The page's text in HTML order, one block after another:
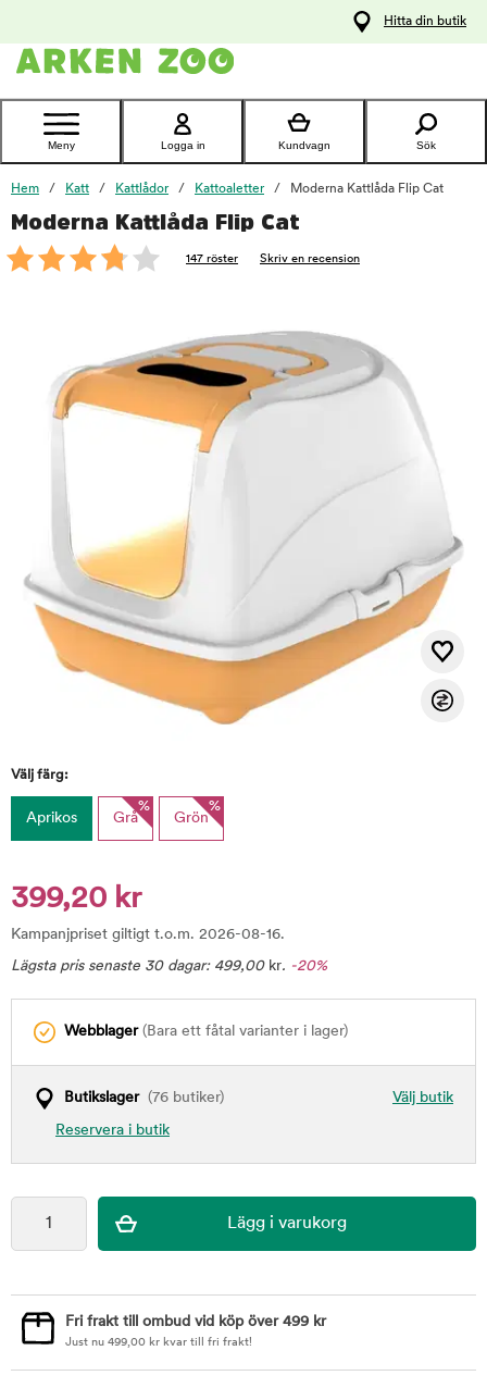
Kontakta
Hitta din butik
Meny Logga in Kundvagn Sök
Hem Katt Kattlådor Kattoaletter Moderna Kattlåda Flip Cat
Moderna Kattlåda Flip Cat
147 röster Skriv en recension
Välj färg:
Aprikos Grå
%
Grön
%
399,20 kr
Kampanjpriset giltigt t.o.m. 2026-08-16.
Lägsta pris senaste 30 dagar: 499,00kr. -20%
Webblager(Bara ett fåtal varianter i lager)
Välj butik
Butikslager(76 butiker)
Reservera i butik
foo
Fri frakt till ombud vid köp över 499 kr
Just nu 499,00 kr kvar till fri frakt!